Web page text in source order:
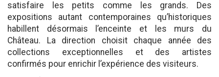
satisfaire les petits comme les grands. Des
expositions autant contemporaines qu’historiques
habillent désormais l’enceinte et les murs du
Château. La direction choisit chaque année des
collections exceptionnelles et des artistes
confirmés pour enrichir l’expérience des visiteurs.